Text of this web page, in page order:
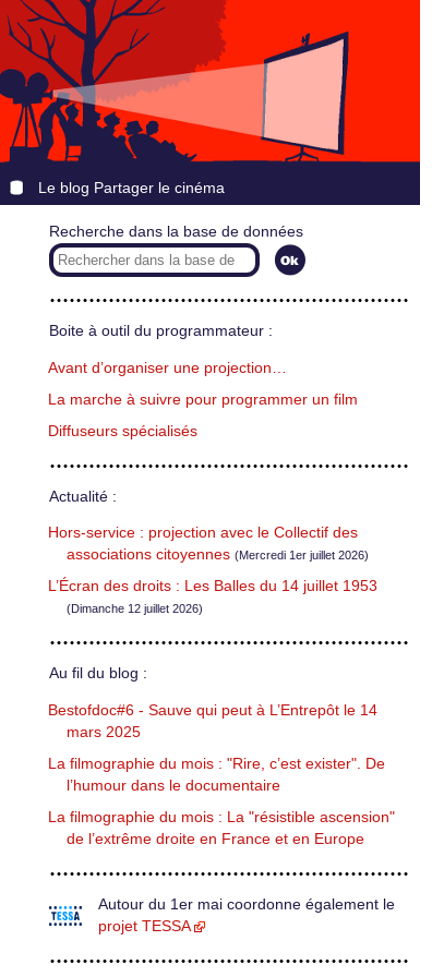
Le blog Partager le cinéma
Recherche dans la base de données
Boite à outil du programmateur :
Avant d’organiser une projection…
La marche à suivre pour programmer un film
Diffuseurs spécialisés
Actualité :
Hors-service : projection avec le Collectif des
associations citoyennes (Mercredi 1er juillet 2026)
L’Écran des droits : Les Balles du 14 juillet 1953
(Dimanche 12 juillet 2026)
Au fil du blog :
Bestofdoc#6 - Sauve qui peut à L’Entrepôt le 14
mars 2025
La filmographie du mois : "Rire, c’est exister". De
l’humour dans le documentaire
La filmographie du mois : La "résistible ascension"
de l’extrême droite en France et en Europe
Autour du 1er mai coordonne également le
projet TESSA